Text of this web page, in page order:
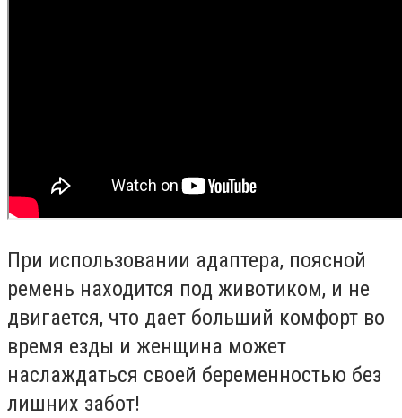
При использовании адаптера, поясной
ремень находится под животиком, и не
двигается, что дает больший комфорт во
время езды и женщина может
наслаждаться своей беременностью без
лишних забот!